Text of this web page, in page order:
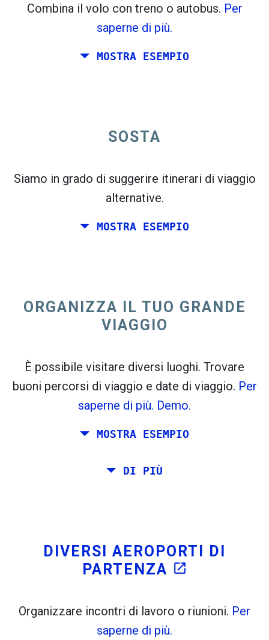
la mappa delle partenze.
flight_takeoff flight_land
Combina il volo con treno o autobus. Per
saperne di più.
MOSTRA ESEMPIO
andata
Seleziona l'ordinamento CO
Prova questo open_in_new
Trovato in precedenza:
. Stima: 52 kg CO . Di Più:LinkedIn open_in_new
SOSTA
Siamo in grado di suggerire itinerari di viaggio
alternative.
MOSTRA ESEMPIO
ORGANIZZA IL TUO GRANDE
VIAGGIO
È possibile visitare diversi luoghi. Trovare
buoni percorsi di viaggio e date di viaggio. Per
saperne di più. Demo.
MOSTRA ESEMPIO
Pianificare un viaggio via Roma, Barcellona, ​​
DI PIÙ
DIVERSI AEROPORTI DI
PARTENZA open_in_new
Organizzare incontri di lavoro o riunioni. Per
saperne di più.